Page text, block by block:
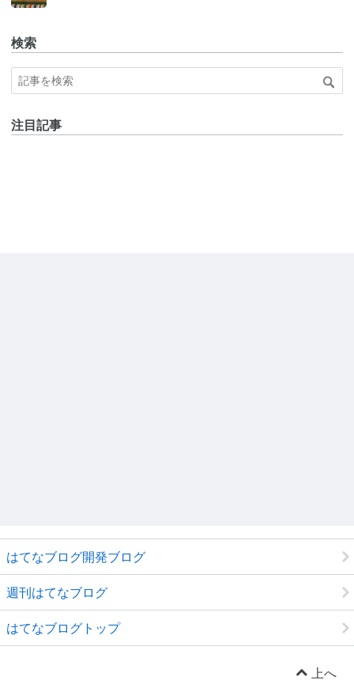
検索
注目記事
はてなブログ開発ブログ
週刊はてなブログ
はてなブログトップ
上へ